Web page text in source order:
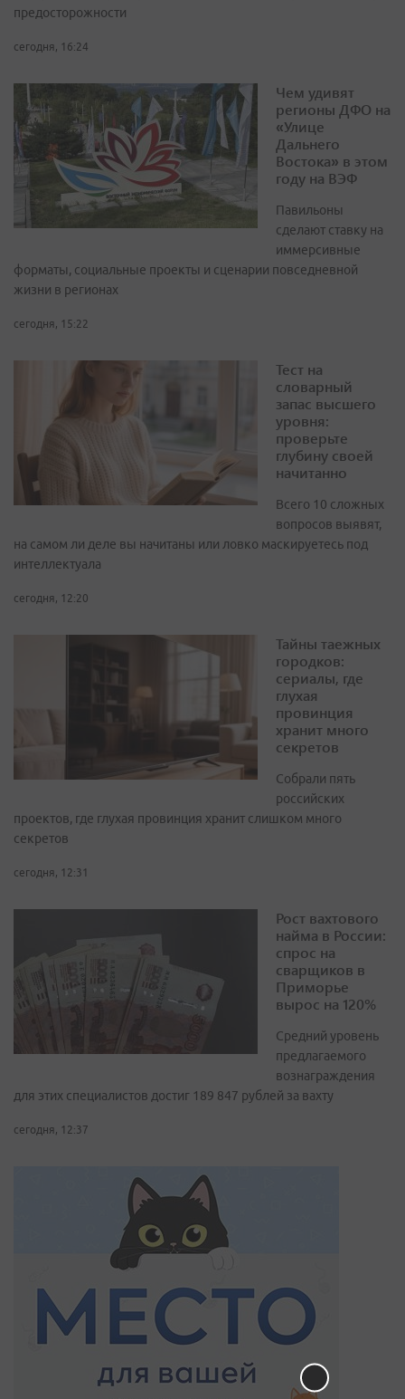
предосторожности
сегодня, 16:24
Чем удивят
регионы ДФО на
«Улице
Дальнего
Востока» в этом
году на ВЭФ
Павильоны
сделают ставку на
иммерсивные
форматы, социальные проекты и сценарии повседневной
жизни в регионах
сегодня, 15:22
Тест на
словарный
запас высшего
уровня:
проверьте
глубину своей
начитанно
Всего 10 сложных
вопросов выявят,
на самом ли деле вы начитаны или ловко маскируетесь под
интеллектуала
сегодня, 12:20
Тайны таежных
городков:
сериалы, где
глухая
провинция
хранит много
секретов
Собрали пять
российских
проектов, где глухая провинция хранит слишком много
секретов
сегодня, 12:31
Рост вахтового
найма в России:
спрос на
сварщиков в
Приморье
вырос на 120%
Средний уровень
предлагаемого
вознаграждения
для этих специалистов достиг 189 847 рублей за вахту
сегодня, 12:37